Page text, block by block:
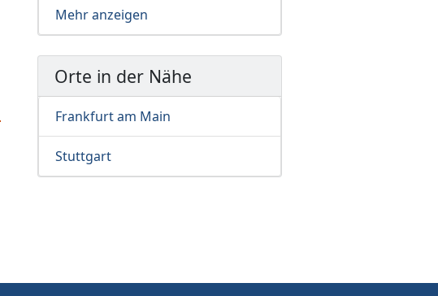
Mehr anzeigen
Orte in der Nähe
Frankfurt am Main
Stuttgart